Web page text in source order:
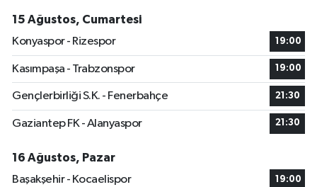
15 Ağustos, Cumartesi
Konyaspor - Rizespor
19:00
Kasımpaşa - Trabzonspor 19:00
Gençlerbirliği S.K. - Fenerbahçe 21:30
Gaziantep FK - Alanyaspor 21:30
16 Ağustos, Pazar
Başakşehir - Kocaelispor
19:00